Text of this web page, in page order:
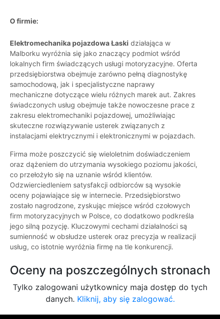
O firmie:
Elektromechanika pojazdowa Łaski działająca w
Malborku wyróżnia się jako znaczący podmiot wśród
lokalnych firm świadczących usługi motoryzacyjne. Oferta
przedsiębiorstwa obejmuje zarówno pełną diagnostykę
samochodową, jak i specjalistyczne naprawy
mechaniczne dotyczące wielu różnych marek aut. Zakres
świadczonych usług obejmuje także nowoczesne prace z
zakresu elektromechaniki pojazdowej, umożliwiając
skuteczne rozwiązywanie usterek związanych z
instalacjami elektrycznymi i elektronicznymi w pojazdach.
Firma może poszczycić się wieloletnim doświadczeniem
oraz dążeniem do utrzymania wysokiego poziomu jakości,
co przełożyło się na uznanie wśród klientów.
Odzwierciedleniem satysfakcji odbiorców są wysokie
oceny pojawiające się w internecie. Przedsiębiorstwo
zostało nagrodzone, zyskując miejsce wśród czołowych
firm motoryzacyjnych w Polsce, co dodatkowo podkreśla
jego silną pozycję. Kluczowymi cechami działalności są
sumienność w obsłudze usterek oraz precyzja w realizacji
usług, co istotnie wyróżnia firmę na tle konkurencji.
Oceny na poszczególnych stronach
Tylko zalogowani użytkownicy maja dostęp do tych
danych. Kliknij, aby się zalogować.